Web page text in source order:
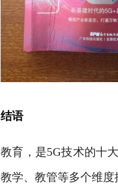
结语
教育，是5G技术的十
教学、教管等多个维度